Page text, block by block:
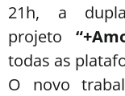
21h, a
projeto
todas as
O novo